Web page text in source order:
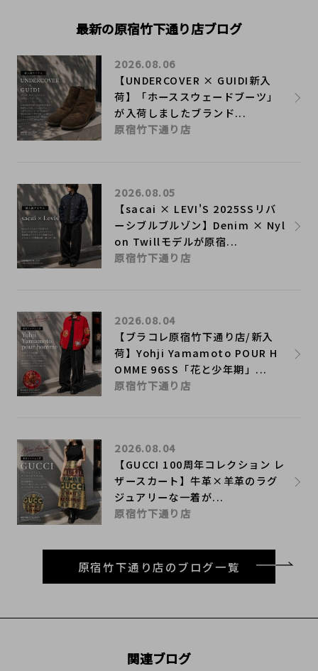
最新の原宿竹下通り店ブログ
【UNDERCOVER × GUIDI新入
荷】「ホーススウェードブーツ」
が入荷しましたブランド...
2026.08.06
原宿竹下通り店
【sacai × LEVI'S 2025SSリバ
ーシブルブルゾン】Denim × Nyl
on Twillモデルが原宿...
2026.08.05
原宿竹下通り店
【ブラコレ原宿竹下通り店/新入
荷】Yohji Yamamoto POUR H
OMME 96SS「花と少年期」...
2026.08.04
原宿竹下通り店
【GUCCI 100周年コレクション レ
ザースカート】牛革×羊革のラグ
ジュアリーな一着が...
2026.08.04
原宿竹下通り店
原宿竹下通り店のブログ一覧
関連ブログ